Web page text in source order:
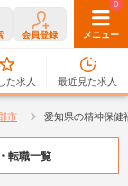
会員登録 メニュー
0
た求人
0
最近見た求人
市 愛知県の精神保健
転職一覧